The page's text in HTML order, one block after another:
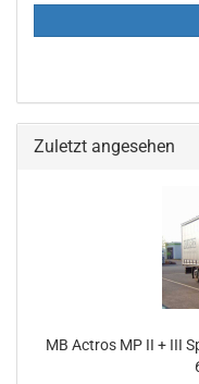
Zuletzt angesehen
MB Actros MP II + III